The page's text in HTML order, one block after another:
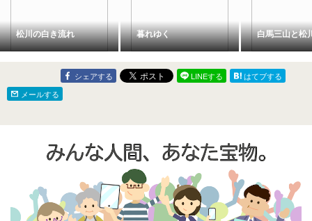
松川の白き流れ 暮れゆく 白馬三山と松
シェアする LINEする
はてブする
メールする